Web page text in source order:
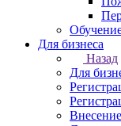
Для бизнеса
Назад
Для